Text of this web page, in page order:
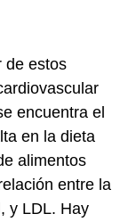
de estos
encuentra el
en la dieta
alimentos
entre la
y LDL. Hay